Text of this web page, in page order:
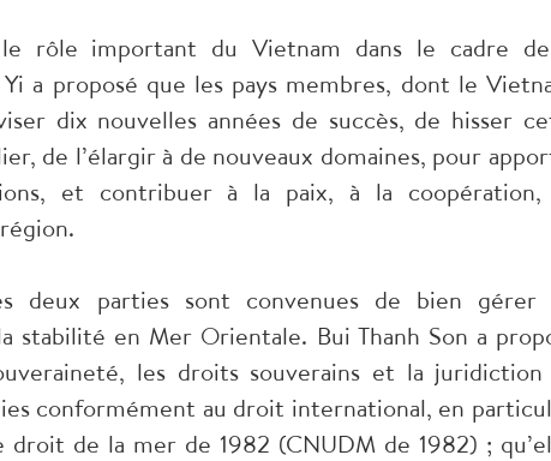
rôle important du Vietnam dans le cadre
a proposé que les pays membres, dont le
dix nouvelles années de succès, de hisser
de l’élargir à de nouveaux domaines, pour
et contribuer à la paix, à la coopération,
deux parties sont convenues de bien gérer
stabilité en Mer Orientale. Bui Thanh Son a
les droits souverains et la
conformément au droit international, en
de la mer de 1982 (CNUDM de 1982) ;